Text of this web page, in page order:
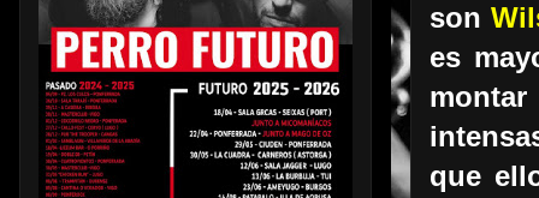
son
es
montar
que